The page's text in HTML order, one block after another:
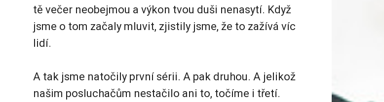
tě večer neobejmou a výkon tvou duši nenasytí. Když
jsme o tom začaly mluvit, zjistily jsme, že to zažívá víc
lidí.
A tak jsme natočily první sérii. A pak druhou. A jelikož
našim posluchačům nestačilo ani to, točíme i třetí.